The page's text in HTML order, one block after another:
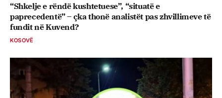
“Shkelje e rëndë kushtetuese”, “situatë e
paprecedentë” – çka thonë analistët pas zhvillimeve të
fundit në Kuvend?
KOSOVË